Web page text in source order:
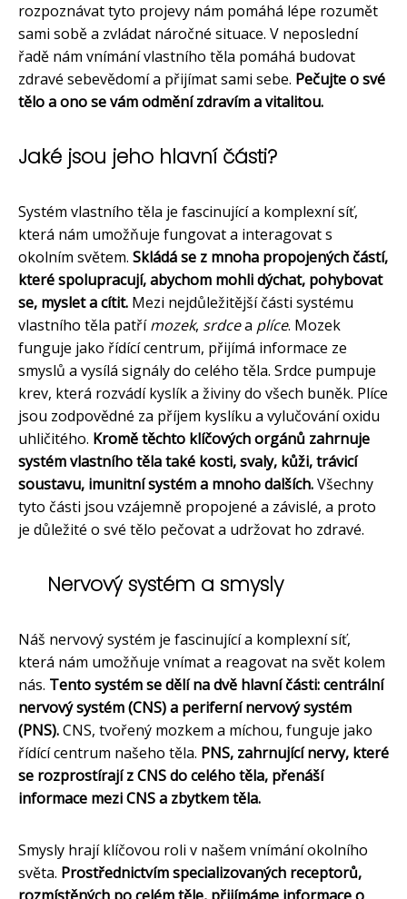
rozpoznávat tyto projevy nám pomáhá lépe rozumět
sami sobě a zvládat náročné situace. V neposlední
řadě nám vnímání vlastního těla pomáhá budovat
zdravé sebevědomí a přijímat sami sebe. Pečujte o své
tělo a ono se vám odmění zdravím a vitalitou.
Jaké jsou jeho hlavní části?
Systém vlastního těla je fascinující a komplexní síť,
která nám umožňuje fungovat a interagovat s
okolním světem. Skládá se z mnoha propojených částí,
které spolupracují, abychom mohli dýchat, pohybovat
se, myslet a cítit. Mezi nejdůležitější části systému
vlastního těla patřímozek, srdcea plíce. Mozek
funguje jako řídící centrum, přijímá informace ze
smyslů a vysílá signály do celého těla. Srdce pumpuje
krev, která rozvádí kyslík a živiny do všech buněk. Plíce
jsou zodpovědné za příjem kyslíku a vylučování oxidu
uhličitého. Kromě těchto klíčových orgánů zahrnuje
systém vlastního těla také kosti, svaly, kůži, trávicí
soustavu, imunitní systém a mnoho dalších.Všechny
tyto části jsou vzájemně propojené a závislé, a proto
je důležité o své tělo pečovat a udržovat ho zdravé.
Nervový systém a smysly
Náš nervový systém je fascinující a komplexní síť,
která nám umožňuje vnímat a reagovat na svět kolem
nás. Tento systém se dělí na dvě hlavní části: centrální
nervový systém (CNS) a periferní nervový systém
(PNS).CNS, tvořený mozkem a míchou, funguje jako
řídící centrum našeho těla. PNS, zahrnující nervy, které
se rozprostírají z CNS do celého těla, přenáší
informace mezi CNS a zbytkem těla.
Smysly hrají klíčovou roli v našem vnímání okolního
světa. Prostřednictvím specializovaných receptorů,